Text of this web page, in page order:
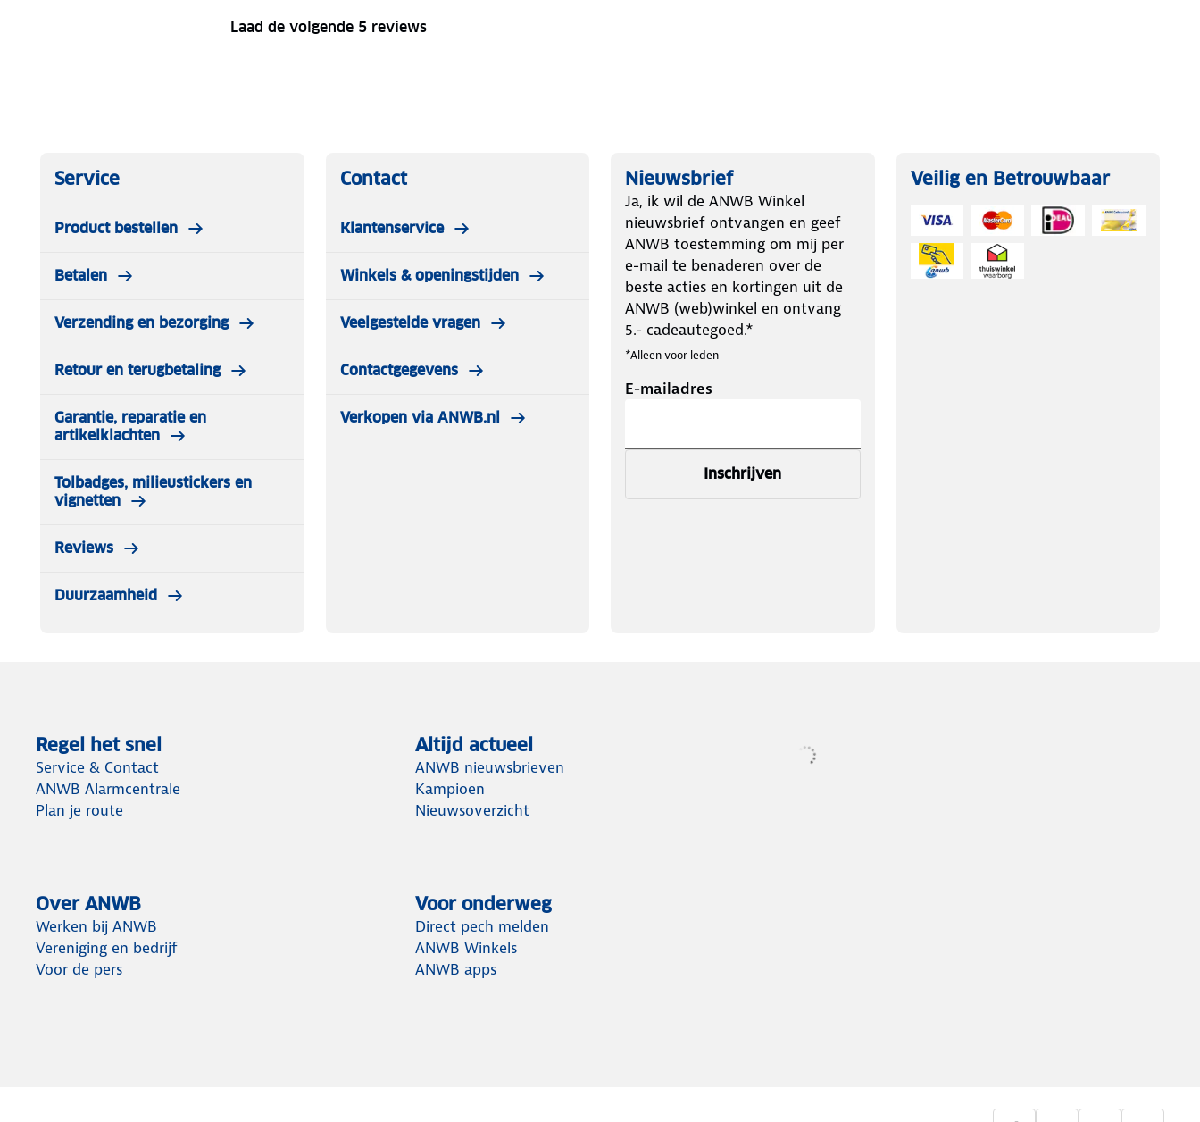
Laad de volgende 5 reviews
Service
Product bestellen
Betalen
Verzending en bezorging
Retour en terugbetaling
Garantie, reparatie en
artikelklachten
Tolbadges, milieustickers en
vignetten
Reviews
Duurzaamheid
Contact
Klantenservice
Winkels & openingstijden
Veelgestelde vragen
Contactgegevens
Verkopen via ANWB.nl
Nieuwsbrief
Ja, ik wil de ANWB Winkel
nieuwsbrief ontvangen en geef
ANWB toestemming om mij per
e-mail te benaderen over de
beste acties en kortingen uit de
ANWB (web)winkel en ontvang
5.- cadeautegoed.*
*Alleen voor leden
E-mailadres
Inschrijven
Veilig en Betrouwbaar
Regel het snel
Service & Contact
ANWB Alarmcentrale
Plan je route
Altijd actueel
ANWB nieuwsbrieven
Kampioen
Nieuwsoverzicht
Over ANWB
Werken bij ANWB
Vereniging en bedrijf
Voor de pers
Voor onderweg
Direct pech melden
ANWB Winkels
ANWB apps